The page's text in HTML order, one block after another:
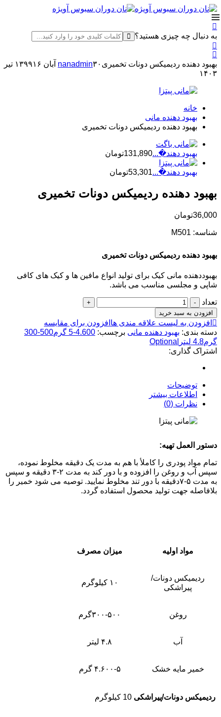
به دنبال چه چیزی هستید؟
بهبود دهنده ردیمیکس دونات تخمیری nanadmin۳۰ آبان ۱۳۹۹
۱۶ تیر
۱۴۰۳
خانه
بهبود دهنده‌ مانی
بهبود دهنده ردیمیکس دونات تخمیری
بهبود دهند�...131,890تومان
بهبود دهند�...53,301تومان
بهبود دهنده ردیمیکس دونات تخمیری
36,000تومان
شناسه: M501
بهبود دهنده ردیمیکس دونات تخمیری
بهبوددهنده مانی کیک برای تولید انواع مافین ها و کیک های کافی
شاپی و مجلسی مناسب می باشد.
تعداد
افزودن به سبد خرید
افزودن به لیست علاقه مندی ها افزودن برای مقایسه
دسته بندی: بهبود دهنده‌ مانی برچسب:
4.600-5 گرم500-300
گرم4.8 لیترOptional
اشتراک گذاری:
توضیحات
اطلاعات بیشتر
نظرات (0)
دستور العمل تهیه:
تمام مواد پودری را کاملأ با هم به مدت یک دقیقه مخلوط نموده،
سپس آب و روغن را افزوده و با دور کند به مدت ۲-۳ دقیقه و سپس
به مدت ۵-۷دقیقه با دور تند مخلوط نمایید. توصیه می شود خمیر را
بلافاصله جهت تولید محصول استفاده گردد.
مواد اولیه میزان مصرف
ردیمیکس دونات/
پیراشکی
۱۰ کیلوگرم
روغن ۳۰۰-۵۰۰گرم
آب ۴.۸ لیتر
خمیر مایه خشک ۴.۶۰۰-۵ گرم
ردیمیکس دونات/پیراشکی 10 کیلوگرم